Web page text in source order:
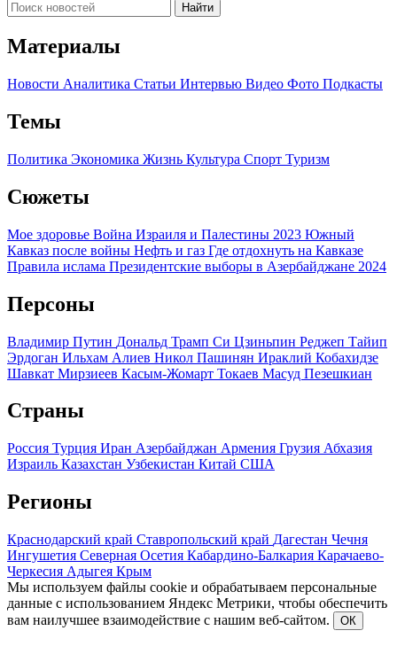
Найти
Материалы
Новости Аналитика Статьи Интервью Видео Фото Подкасты
Темы
Политика Экономика Жизнь Культура Спорт Туризм
Сюжеты
Мое здоровье Война Израиля и Палестины 2023 Южный
Кавказ после войны Нефть и газ Где отдохнуть на Кавказе
Правила ислама Президентские выборы в Азербайджане 2024
Персоны
Владимир Путин Дональд Трамп Си Цзиньпин Реджеп Тайип
Эрдоган Ильхам Алиев Никол Пашинян Ираклий Кобахидзе
Шавкат Мирзиеев Касым-Жомарт Токаев Масуд Пезешкиан
Страны
Россия Турция Иран Азербайджан Армения Грузия Абхазия
Израиль Казахстан Узбекистан Китай США
Регионы
Краснодарский край Ставропольский край Дагестан Чечня
Ингушетия Северная Осетия Кабардино-Балкария Карачаево-
Черкесия Адыгея Крым
Мы используем файлы cookie и обрабатываем персональные
данные с использованием Яндекс Метрики, чтобы обеспечить
вам наилучшее взаимодействие с нашим веб-сайтом.
ОК